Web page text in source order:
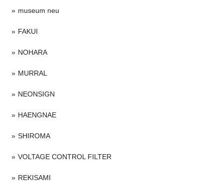
museum neu
FAKUI
NOHARA
MURRAL
NEONSIGN
HAENGNAE
SHIROMA
VOLTAGE CONTROL FILTER
REKISAMI